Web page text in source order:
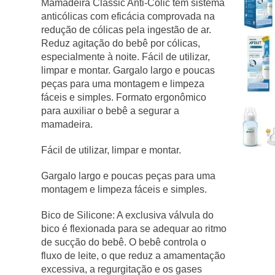
Mamadeira Classic Anti-Colic tem sistema
anticólicas com eficácia comprovada na
redução de cólicas pela ingestão de ar.
Reduz agitação do bebê por cólicas,
especialmente à noite. Fácil de utilizar,
limpar e montar. Gargalo largo e poucas
peças para uma montagem e limpeza
fáceis e simples. Formato ergonômico
para auxiliar o bebê a segurar a
mamadeira.
Fácil de utilizar, limpar e montar.
Gargalo largo e poucas peças para uma
montagem e limpeza fáceis e simples.
Bico de Silicone: A exclusiva válvula do
bico é flexionada para se adequar ao ritmo
de sucção do bebê. O bebê controla o
fluxo de leite, o que reduz a amamentação
excessiva, a regurgitação e os gases